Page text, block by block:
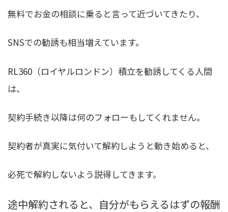
無料でお金の相談に乗ると言って近づいてきたり、
SNSでの勧誘も相当増えています。
RL360（ロイヤルロンドン）積立を勧誘してくる人間
は、
契約手続き以降は何のフォローもしてくれません。
契約者が真実に気付いて解約しようと動き始めると、
必死で解約しないよう説得してきます。
途中解約されると、自分がもらえるはずの報酬